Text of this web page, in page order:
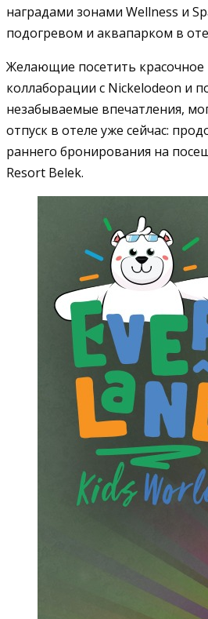
наградами зонами Wellness и
подогревом и аквапарком в
Желающие посетить красочное
коллаборации с Nickelodeon и
незабываемые впечатления,
отпуск в отеле уже сейчас:
раннего бронирования на
Resort Belek.